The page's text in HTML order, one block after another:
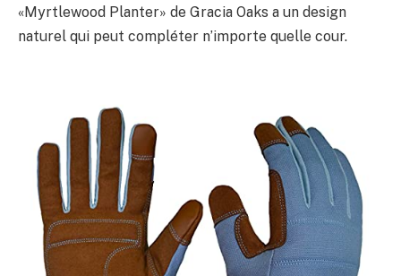
«Myrtlewood Planter» de Gracia Oaks a un design
naturel qui peut compléter n’importe quelle cour.